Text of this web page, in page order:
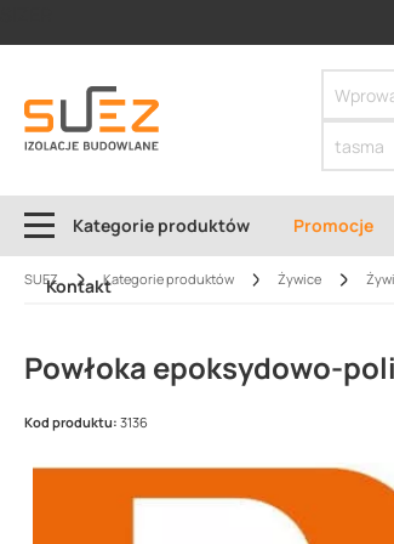
Kategorie produktów Promocje
Kontakt
SUEZ Kategorie produktów Żywice
Powłoka epoksydowo-
Kod produktu: 3136